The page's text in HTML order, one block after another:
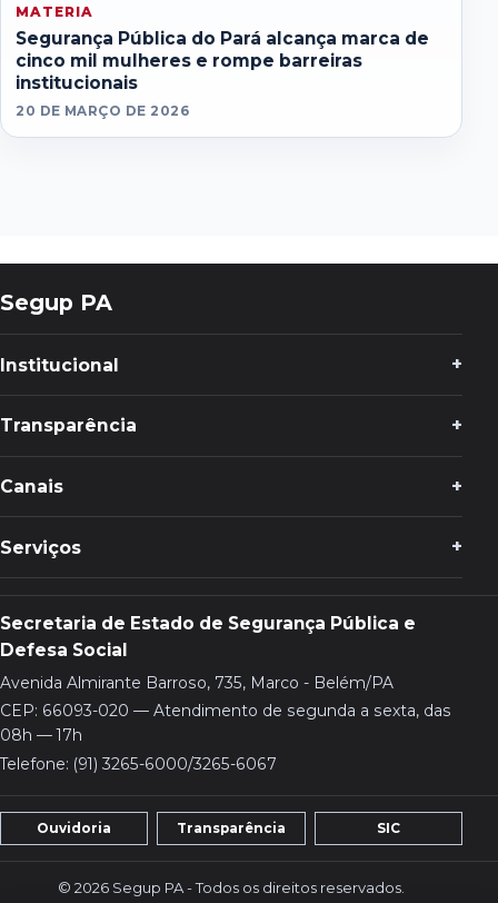
MATERIA
Segurança Pública do Pará alcança marca de
cinco mil mulheres e rompe barreiras
institucionais
20 DE MARÇO DE 2026
Segup PA
Institucional
Transparência
Canais
Serviços
Secretaria de Estado de Segurança Pública e
Defesa Social
Avenida Almirante Barroso, 735, Marco - Belém/PA
CEP: 66093-020 — Atendimento de segunda a sexta, das
08h — 17h
Telefone: (91) 3265-6000/3265-6067
Ouvidoria Transparência SIC
© 2026 Segup PA - Todos os direitos reservados.